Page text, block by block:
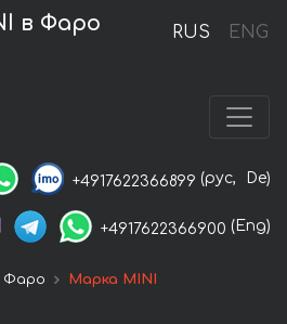
RUS ENG
в Фаро
+4917622366899 (рус, De)
+4917622366900 (Eng)
Фаро Марка MINI